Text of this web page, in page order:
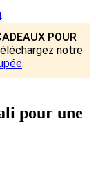
POUR
notre
.
pour une